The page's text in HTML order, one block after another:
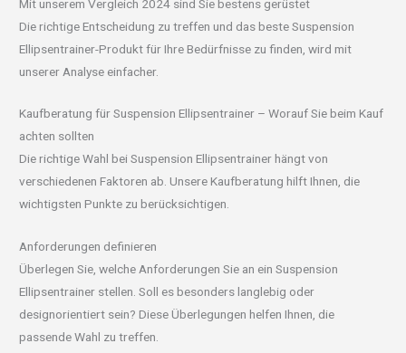
Mit unserem Vergleich 2024 sind Sie bestens gerüstet
Die richtige Entscheidung zu treffen und das beste Suspension
Ellipsentrainer-Produkt für Ihre Bedürfnisse zu finden, wird mit
unserer Analyse einfacher.
Kaufberatung für Suspension Ellipsentrainer – Worauf Sie beim Kauf
achten sollten
Die richtige Wahl bei Suspension Ellipsentrainer hängt von
verschiedenen Faktoren ab. Unsere Kaufberatung hilft Ihnen, die
wichtigsten Punkte zu berücksichtigen.
Anforderungen definieren
Überlegen Sie, welche Anforderungen Sie an ein Suspension
Ellipsentrainer stellen. Soll es besonders langlebig oder
designorientiert sein? Diese Überlegungen helfen Ihnen, die
passende Wahl zu treffen.